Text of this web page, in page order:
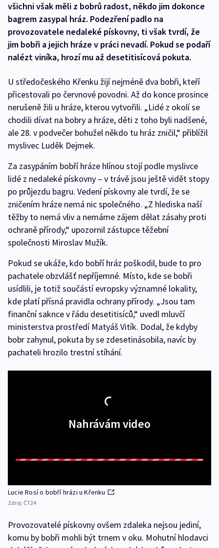
všichni však měli z bobrů radost, někdo jim dokonce
bagrem zasypal hráz. Podezření padlo na
provozovatele nedaleké pískovny, ti však tvrdí, že
jim bobři a jejich hráze v práci nevadí. Pokud se podaří
nalézt viníka, hrozí mu až desetitisícová pokuta.
U středočeského Křenku žijí nejméně dva bobři, kteří
přicestovali po červnové povodni. Až do konce prosince
nerušeně žili u hráze, kterou vytvořili. „Lidé z okolí se
chodili dívat na bobry a hráze, děti z toho byli nadšené,
ale 28. v podvečer bohužel někdo tu hráz zničil,“ přiblížil
myslivec Luděk Dejmek.
Za zasypáním bobří hráze hlínou stojí podle myslivce
lidé z nedaleké pískovny – v trávě jsou ještě vidět stopy
po průjezdu bagru. Vedení pískovny ale tvrdí, že se
zničením hráze nemá nic společného. „Z hlediska naší
těžby to nemá vliv a nemáme zájem dělat zásahy proti
ochraně přírody,“ upozornil zástupce těžební
společnosti Miroslav Mužík.
Pokud se ukáže, kdo bobří hráz poškodil, bude to pro
pachatele obzvlášť nepříjemné. Místo, kde se bobři
usídlili, je totiž součástí evropsky významné lokality,
kde platí přísná pravidla ochrany přírody. „Jsou tam
finanční saknce v řádu desetitisíců,“ uvedl mluvčí
ministerstva prostředí Matyáš Vitík. Dodal, že kdyby
bobr zahynul, pokuta by se zdesetinásobila, navíc by
pachateli hrozilo trestní stíhání.
Nahrávám video
Lucie Rosí o bobří hrázi u Křenku
Zdroj: ČT24
Provozovatelé pískovny ovšem zdaleka nejsou jediní,
komu by bobři mohli být trnem v oku. Mohutní hlodavci